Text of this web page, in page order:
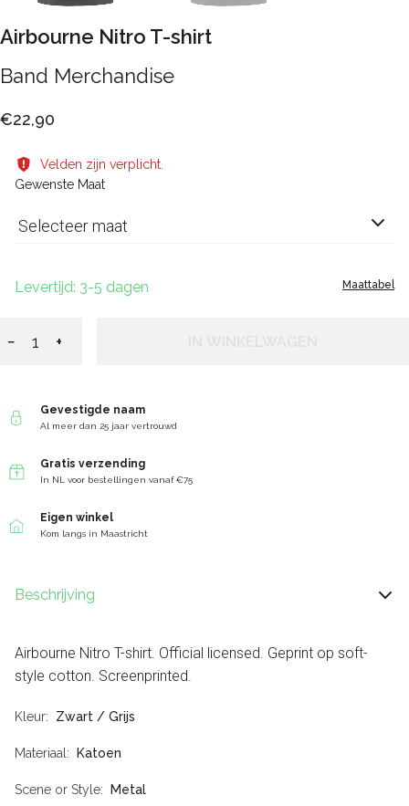
Airbourne Nitro T-shirt
Band Merchandise
€22,90
Velden zijn verplicht.
Gewenste Maat
Selecteer maat
Maattabel
Levertijd: 3-5 dagen
− +
Gevestigde naam
Al meer dan 25 jaar vertrouwd
Gratis verzending
In NL voor bestellingen vanaf €75
Eigen winkel
Kom langs in Maastricht
Beschrijving
Airbourne Nitro T-shirt. Official licensed. Geprint op soft-
style cotton. Screenprinted.
Kleur Zwart / Grijs
Materiaal Katoen
Scene or Style Metal